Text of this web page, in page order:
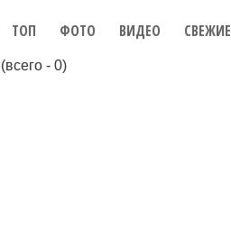
ТОП ФОТО ВИДЕО СВЕЖИЕ
(всего - 0)